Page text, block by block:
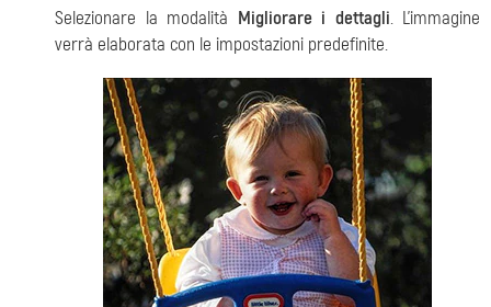
Selezionare la modalità Migliorare i dettagli. L'immagine
verrà elaborata con le impostazioni predefinite.